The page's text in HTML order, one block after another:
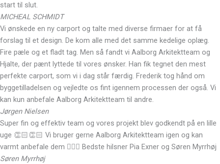
start til slut.
MICHEAL SCHMIDT
Vi ønskede en ny carport og talte med diverse firmaer for at få
forslag til et design. De kom alle med det samme kedelige oplæg.
Fire pæle og et fladt tag. Men så fandt vi Aalborg Arkitektteam og
Hjalte, der pænt lyttede til vores ønsker. Han fik tegnet den mest
perfekte carport, som vi i dag står færdig. Frederik tog hånd om
byggetilladelsen og vejledte os fint igennem processen der også. Vi
kan kun anbefale Aalborg Arkitektteam til andre.
Jørgen Nielsen
Super fin og effektiv team og vores projekt blev godkendt på en lille
uge 👏🏻👏🏻 Vi bruger gerne Aalborg Arkitektteam igen og kan
varmt anbefale dem 👍🏻🤗 Bedste hilsner Pia Exner og Søren Myrrhøj
Søren Myrrhøj